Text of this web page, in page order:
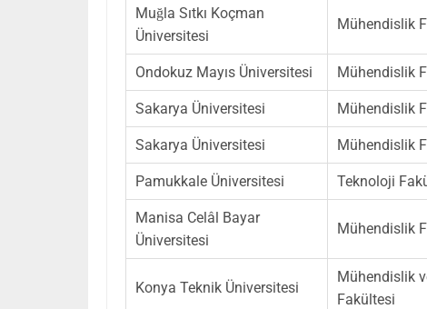
Muğla Sıtkı Koçman
Üniversitesi
Mühendislik
Ondokuz Mayıs Üniversitesi Mühendislik
Sakarya Üniversitesi Mühendislik
Sakarya Üniversitesi Mühendislik
Pamukkale Üniversitesi Teknoloji
Manisa Celâl Bayar
Üniversitesi
Mühendislik
Konya Teknik Üniversitesi
Mühendislik
Fakültesi